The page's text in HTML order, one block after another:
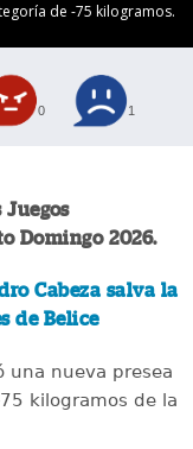
de -75 kilogramos.
0 1
Domingo 2026.
Cabeza salva la
de Belice
una nueva presea
kilogramos de la